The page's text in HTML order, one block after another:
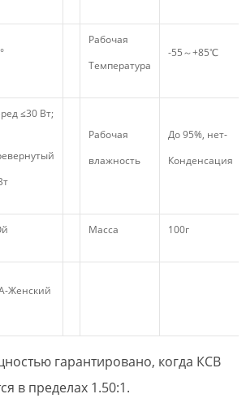
Рабочая
Температура
-55～+85℃
≤30 Вт;
Рабочая
влажность
До 95%, нет-
Конденсация
Масса 100г
Женский
гарантировано, когда КСВ
в пределах 1.50:1.